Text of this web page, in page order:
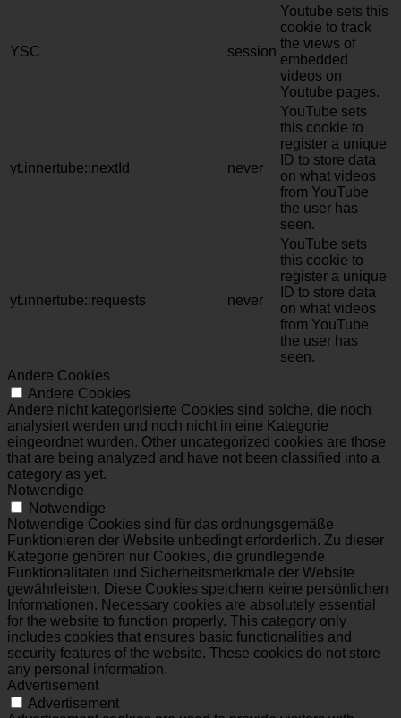
YSC session
Youtube sets this
cookie to track
the views of
embedded
videos on
Youtube pages.
yt.innertube::nextId never
YouTube sets
this cookie to
register a unique
ID to store data
on what videos
from YouTube
the user has
seen.
yt.innertube::requests never
YouTube sets
this cookie to
register a unique
ID to store data
on what videos
from YouTube
the user has
seen.
Andere Cookies
Andere Cookies
Andere nicht kategorisierte Cookies sind solche, die noch
analysiert werden und noch nicht in eine Kategorie
eingeordnet wurden. Other uncategorized cookies are those
that are being analyzed and have not been classified into a
category as yet.
Notwendige
Notwendige
Notwendige Cookies sind für das ordnungsgemäße
Funktionieren der Website unbedingt erforderlich. Zu dieser
Kategorie gehören nur Cookies, die grundlegende
Funktionalitäten und Sicherheitsmerkmale der Website
gewährleisten. Diese Cookies speichern keine persönlichen
Informationen. Necessary cookies are absolutely essential
for the website to function properly. This category only
includes cookies that ensures basic functionalities and
security features of the website. These cookies do not store
any personal information.
Advertisement
Advertisement